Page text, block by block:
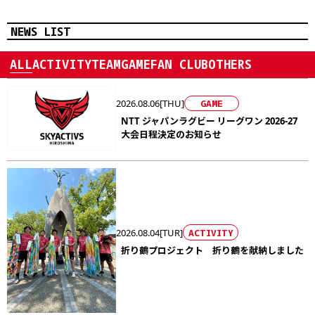
NEWS LIST
ALLACTIVITYTEAMGAMEFAN CLUBOTHERS
2026.08.06[THU]
GAME
NTT ジャパンラグビー リーグワン 2026-27
大会日程決定のお知らせ
2026.08.04[TUR] ACTIVITY
折り鶴プロジェクト 折り鶴を献納しました